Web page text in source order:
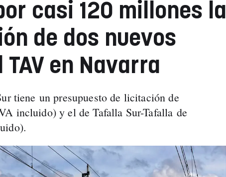
casi 120 millones la
de dos nuevos
en Navarra
tiene un presupuesto de licitación de
incluido) y el de Tafalla Sur-Tafalla de